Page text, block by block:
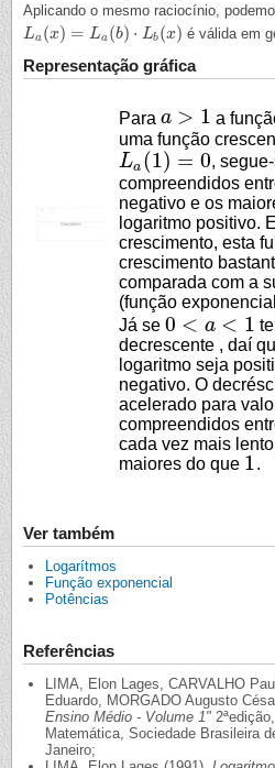
Aplicando o mesmo raciocínio,
La (x) = La (b) ⋅ Lb (x)
La(x)=L a( b)⋅Lb(x) é válida em
Representação gráfica
Para a > 1
a>1 a
uma função
La (1) = 0
La( 1)= 0
,
compreendidos
negativo e os
logaritmo positivo.
crescimento, esta
crescimento
comparada com a
(função
Já se 0 < a < 1
0 <a< 1
decrescente , daí
logaritmo seja
negativo. O
acelerado para
compreendidos
cada vez mais
maiores do que 1
1.
Ver também
Logarítmos
Função exponencial
Potências
Referências
LIMA, Elon Lages, CARVALHO
Eduardo, MORGADO Augusto
Ensino Médio - Volume 1"
Matemática, Sociedade Brasileira
Janeiro;